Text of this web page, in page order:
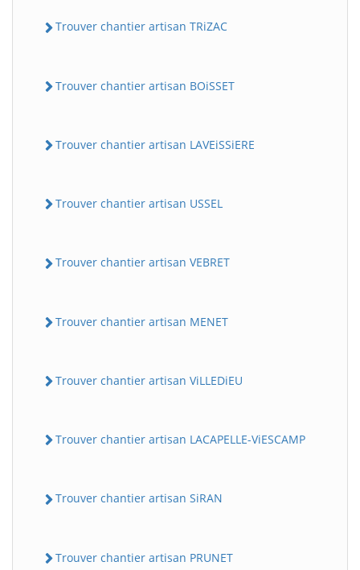
Trouver chantier artisan TRiZAC
Trouver chantier artisan BOiSSET
Trouver chantier artisan LAVEiSSiERE
Trouver chantier artisan USSEL
Trouver chantier artisan VEBRET
Trouver chantier artisan MENET
Trouver chantier artisan ViLLEDiEU
Trouver chantier artisan LACAPELLE-ViESCAMP
Trouver chantier artisan SiRAN
Trouver chantier artisan PRUNET